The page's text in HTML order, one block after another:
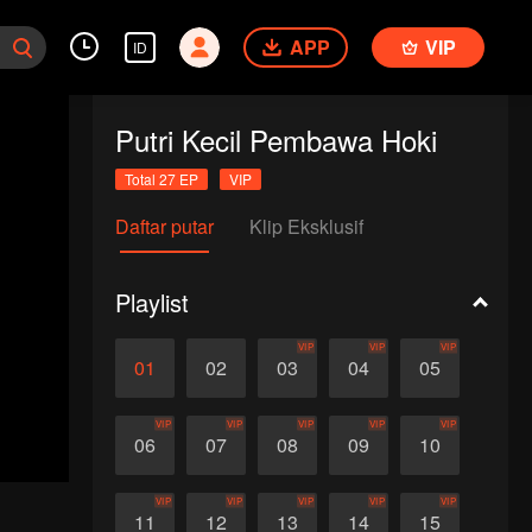
ID APP VIP
Putri Kecil Pembawa Hoki
Total 27 EP VIP
Daftar putar Klip Eksklusif
Playlist
01 02 03
VIP
04
VIP
05
VIP
06
VIP
07
VIP
08
VIP
09
VIP
10
VIP
11
VIP
12
VIP
13
VIP
14
VIP
15
VIP